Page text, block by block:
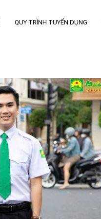
QUY TRÌNH TUYỂN DỤNG